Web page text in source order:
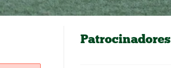
Patrocinadores